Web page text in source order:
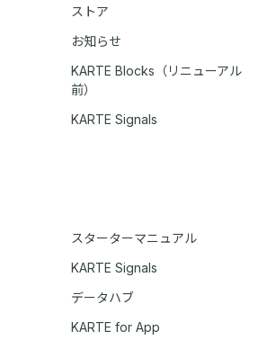
ストア
お知らせ
KARTE Blocks（リニューアル
前）
KARTE Signals
スターターマニュアル
KARTE Signals
データハブ
KARTE for App